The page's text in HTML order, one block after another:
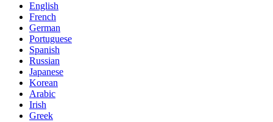
English
French
German
Portuguese
Spanish
Russian
Japanese
Korean
Arabic
Irish
Greek